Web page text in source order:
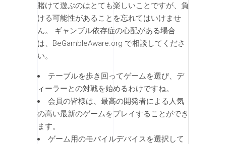
賭けて遊ぶのはとても楽しいことですが、負
ける可能性があることを忘れてはいけませ
ん。 ギャンブル依存症の心配がある場合
は、BeGambleAware.org で相談してくださ
い。
テーブルを歩き回ってゲームを選び、デ
ィーラーとの対戦を始めるわけですね。
会員の皆様は、最高の開発者による人気
の高い最新のゲームをプレイすることができ
ます。
ゲーム用のモバイルデバイスを選択して